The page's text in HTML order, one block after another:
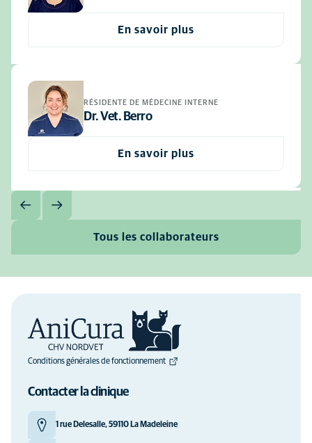
En savoir plus
RÉSIDENTE DE MÉDECINE INTERNE
Dr. Vet. Berro
En savoir plus
Tous les collaborateurs
Conditions générales de fonctionnement
Contacter la clinique
1 rue Delesalle, 59110 La Madeleine